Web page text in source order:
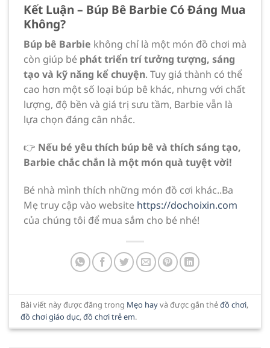
Kết Luận – Búp Bê Barbie Có Đáng Mua
Không?
Búp bê Barbie không chỉ là một món đồ chơi mà
còn giúp bé phát triển trí tưởng tượng, sáng
tạo và kỹ năng kể chuyện. Tuy giá thành có thể
cao hơn một số loại búp bê khác, nhưng với chất
lượng, độ bền và giá trị sưu tầm, Barbie vẫn là
lựa chọn đáng cân nhắc.
👉 Nếu bé yêu thích búp bê và thích sáng tạo,
Barbie chắc chắn là một món quà tuyệt vời!
Bé nhà mình thích những món đồ cơi khác..Ba
Mẹ truy cập vào website https://dochoixin.com
của chúng tôi để mua sắm cho bé nhé!
Bài viết này được đăng trong Mẹo hayvà được gắn thẻđồ chơi,
đồ chơi giáo dục,đồ chơi trẻ em.